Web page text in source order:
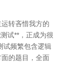
转吝惜我方的
试**，正成为很
试频繁包含逻辑
的题目，全面